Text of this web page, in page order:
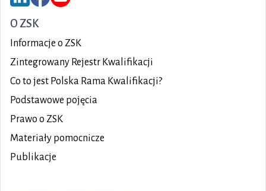
O ZSK
Informacje o ZSK
Zintegrowany Rejestr Kwalifikacji
Co to jest Polska Rama Kwalifikacji?
Podstawowe pojęcia
Prawo o ZSK
Materiały pomocnicze
Publikacje